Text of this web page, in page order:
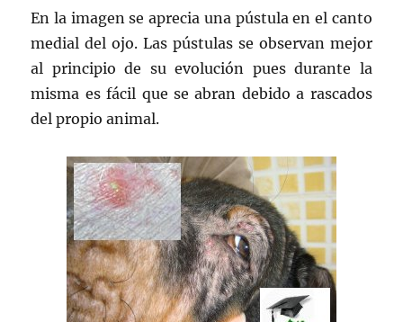
En la imagen se aprecia una pústula en el canto
medial del ojo. Las pústulas se observan mejor
al principio de su evolución pues durante la
misma es fácil que se abran debido a rascados
del propio animal.